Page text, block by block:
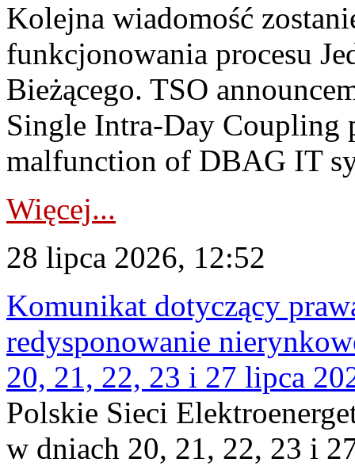
Kolejna wiadomość
funkcjonowania procesu
Bieżącego. TSO
Single Intra-Day Coupling
malfunction of DBAG IT
Więcej...
28 lipca 2026, 12:52
Komunikat dotyczący
redysponowanie
20, 21, 22, 23 i 27 lipca
Polskie Sieci
w dniach 20, 21, 22, 23 i